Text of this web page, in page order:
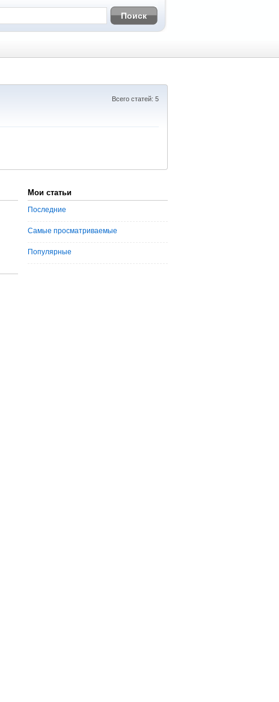
Всего статей: 5
Мои статьи
Последние
Самые просматриваемые
Популярные